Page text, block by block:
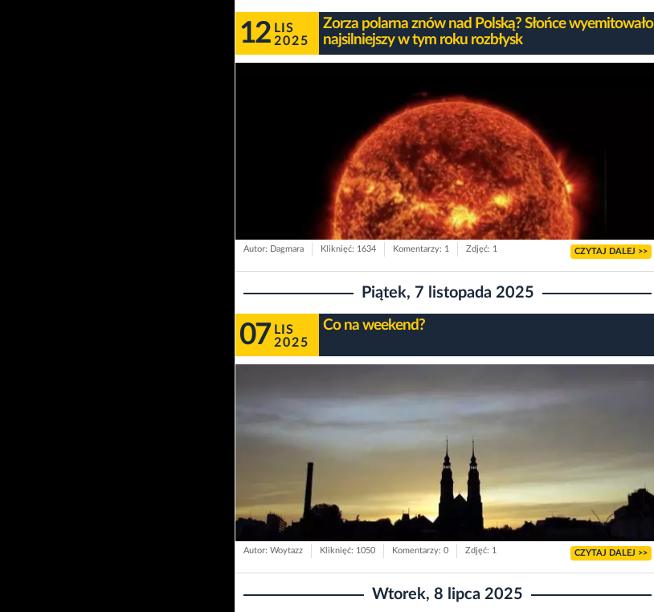
12 LIS
2025
Zorza polarna znów nad Polską? Słońce wyemitowało
najsilniejszy w tym roku rozbłysk
Autor: Dagmara Kliknięć: 1634 Komentarzy: 1 Zdjęć: 1 CZYTAJ DALEJ >>
Piątek, 7 listopada 2025
07 LIS
2025
Co na weekend?
Autor: Woytazz Kliknięć: 1050 Komentarzy: 0 Zdjęć: 1 CZYTAJ DALEJ >>
Wtorek, 8 lipca 2025